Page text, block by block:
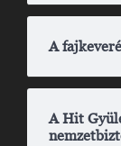
A
A Hit